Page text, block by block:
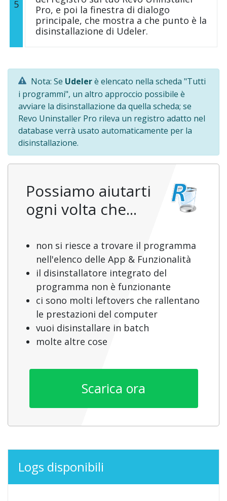
5
Pro, e poi la finestra di dialogo
principale, che mostra a che punto è la
disinstallazione di Udeler.
Nota: Se Udelerè elencato nella scheda "Tutti
i programmi", un altro approccio possibile è
avviare la disinstallazione da quella scheda; se
Revo Uninstaller Pro rileva un registro adatto nel
database verrà usato automaticamente per la
disinstallazione.
Possiamo aiutarti
ogni volta che...
non si riesce a trovare il programma
nell'elenco delle App & Funzionalità
il disinstallatore integrato del
programma non è funzionante
ci sono molti leftovers che rallentano
le prestazioni del computer
vuoi disinstallare in batch
molte altre cose
Scarica ora
Logs disponibili